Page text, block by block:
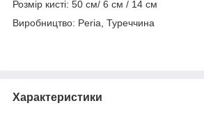
Розмір кисті: 50 см/ 6 см / 14 см
Виробництво: Peria, Туреччина
Характеристики